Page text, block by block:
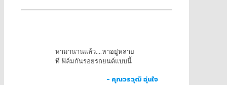
หามานานแล้ว....หาอยู่หลาย
ที่ ฟิล์มกันรอยรถยนต์แบบนี้
- คุณวรวุฒิ อุ่นใจ